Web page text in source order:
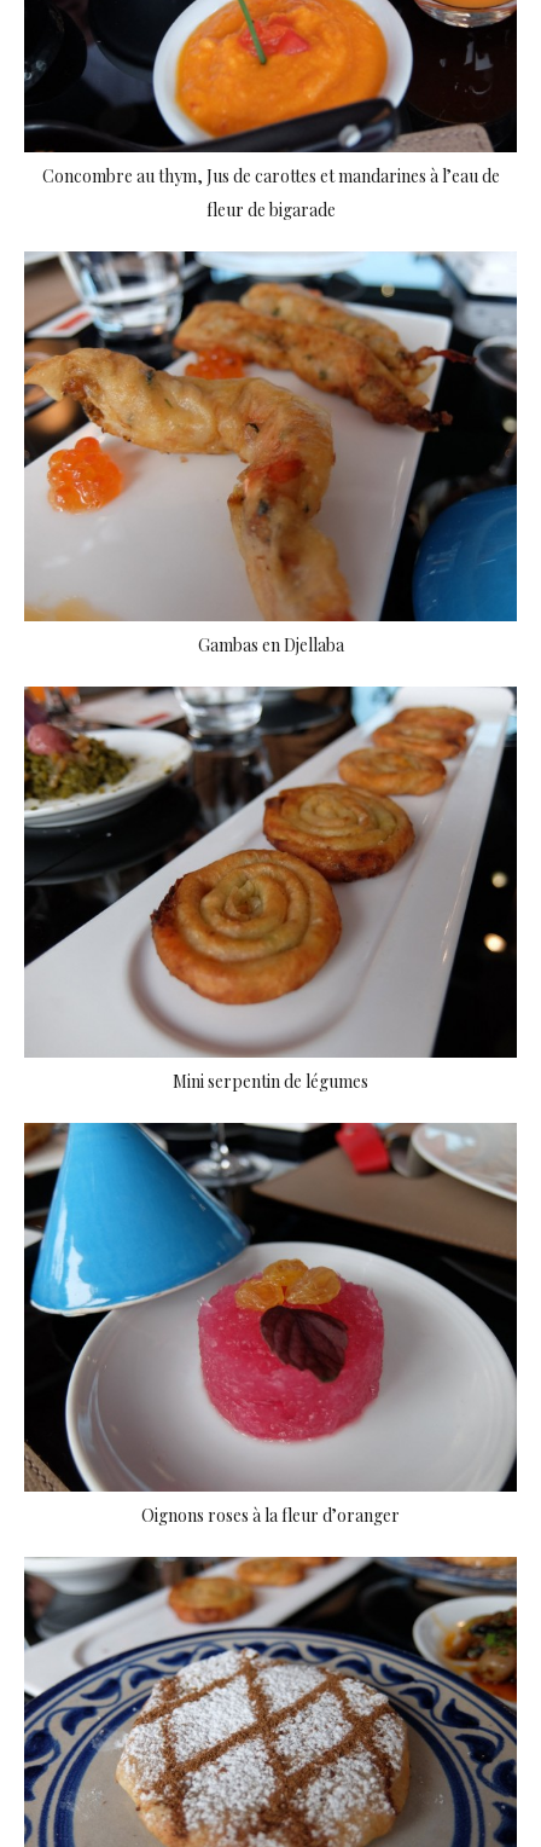
Concombre au thym, Jus de carottes et mandarines à l’eau de
fleur de bigarade
Gambas en Djellaba
Mini serpentin de légumes
Oignons roses à la fleur d’oranger